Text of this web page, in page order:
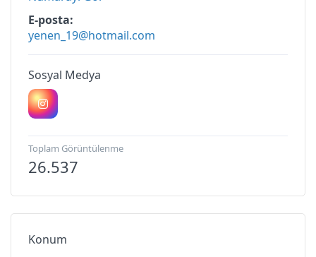
E-posta
yenen_19@hotmail.com
Sosyal Medya
Toplam Görüntülenme
26.537
Konum